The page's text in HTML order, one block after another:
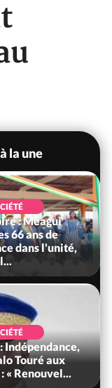
la une
: Leleblé, le
KOUAME
Nouveau
...
: Stocks
cacao, des
et